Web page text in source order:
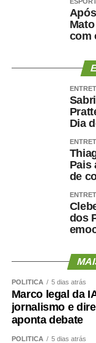
fraudulentos nas
dos quais 38%
exploravam
legitimidade às
Todas as
disponíveis nos
TOP FAMOSOS
com
Dia
Pais
de
dos
POLÍTICA 5 dias atrás
Marco legal da
jornalismo e
aponta debate
POLÍTICA 5 dias atrás